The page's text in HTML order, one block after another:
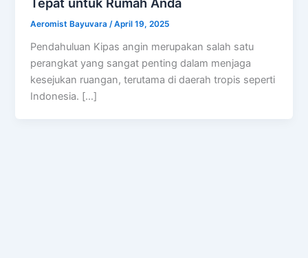
Aeromist Bayuvara /April 19, 2025
Pendahuluan Kipas angin merupakan salah satu
perangkat yang sangat penting dalam menjaga
kesejukan ruangan, terutama di daerah tropis seperti
Indonesia. […]